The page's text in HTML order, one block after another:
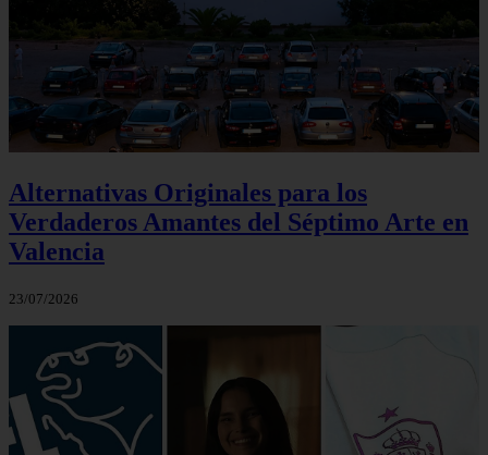
Alternativas Originales para los
Verdaderos Amantes del Séptimo Arte en
Valencia
23/07/2026